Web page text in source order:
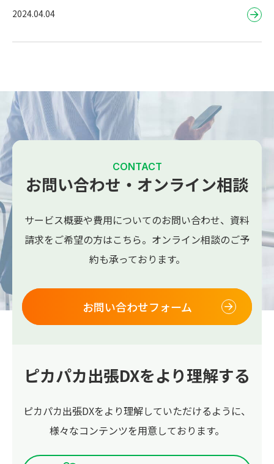
2024.04.04
CONTACT
お問い合わせ・オンライン相談
サービス概要や費用についてのお問い合わせ、 資料
請求をご希望の方はこちら。 オンライン相談のご予
約も承っております。
お問い合わせフォーム
ピカパカ出張DXをより理解する
ピカパカ出張DXをより理解していただけるように、
様々なコンテンツを用意しております。